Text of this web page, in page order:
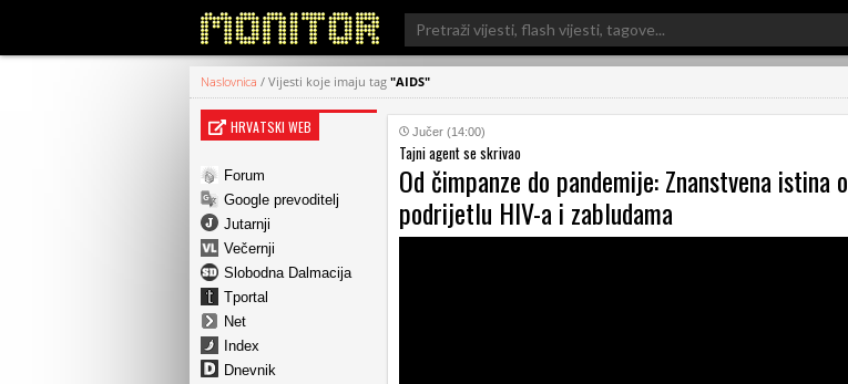
Search
for:
Naslovnica / Vijesti koje imaju tag "AIDS"
HRVATSKI WEB
Forum
Google prevoditelj
Jutarnji
Večernji
Slobodna Dalmacija
Tportal
Net
Index
Dnevnik
Jučer (14:00)
Tajni agent se skrivao
Od čimpanze do pandemije: Znanstvena istina o
podrijetlu HIV-a i zabludama